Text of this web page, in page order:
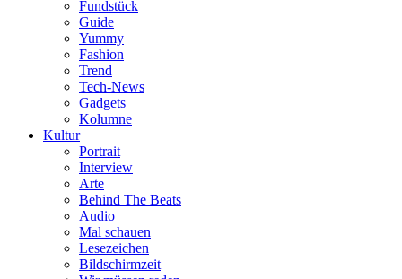
Fundstück
Guide
Yummy
Fashion
Trend
Tech-News
Gadgets
Kolumne
Kultur
Portrait
Interview
Arte
Behind The Beats
Audio
Mal schauen
Lesezeichen
Bildschirmzeit